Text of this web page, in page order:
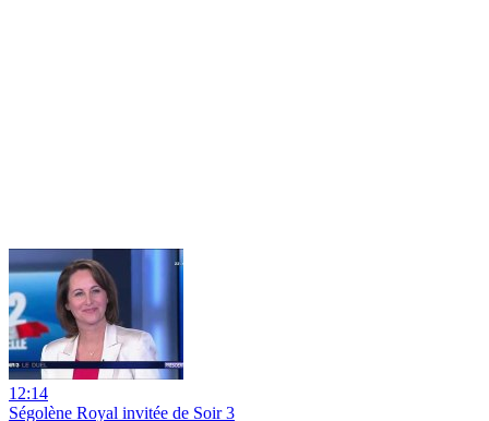
12:14
Ségolène Royal invitée de Soir 3